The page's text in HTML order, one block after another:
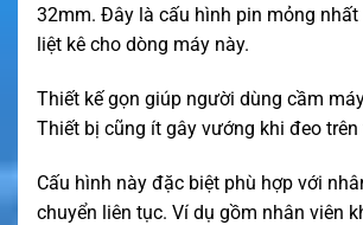
32mm. Đây là cấu hình pin mỏng
liệt kê cho dòng máy này.
Thiết kế gọn giúp người dùng cầm
Thiết bị cũng ít gây vướng khi đeo
Cấu hình này đặc biệt phù hợp với
chuyển liên tục. Ví dụ gồm nhân viên